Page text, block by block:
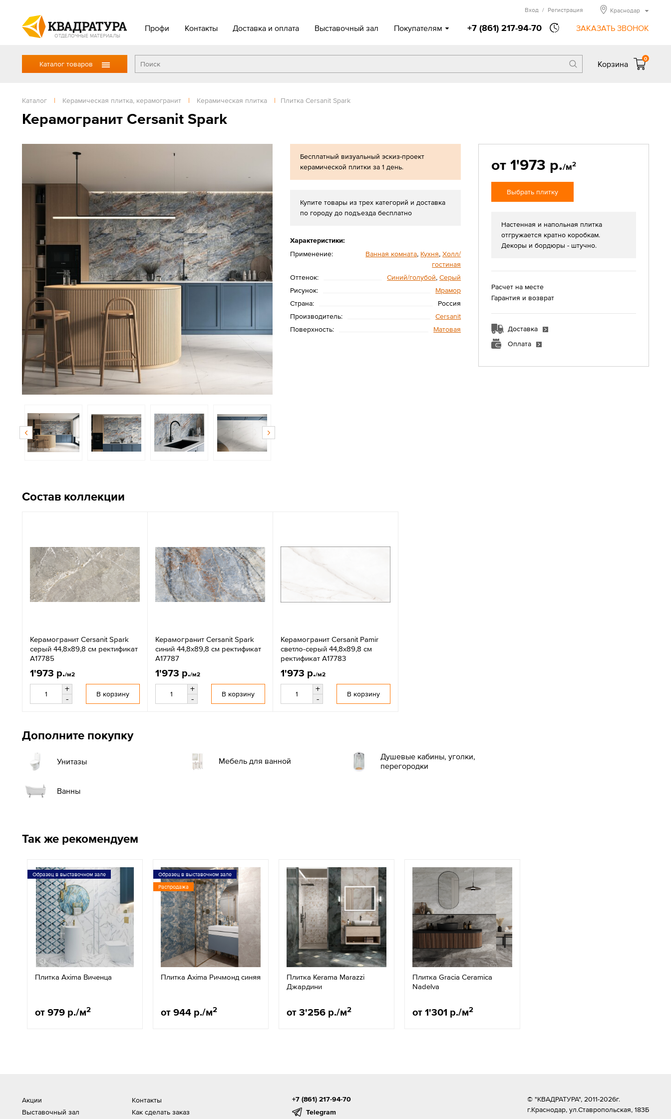
ОТДЕЛОЧНЫЕ МАТЕРИАЛЫ
Профи Контакты Доставка и оплата Выставочный зал Покупателям +7 (861) 217-94-70 ЗАКАЗАТЬ ЗВОНОК
Вход / Регистрация Краснодар
Каталог товаров Корзина
0
Каталог | Керамическая плитка, керамогранит | Керамическая плитка | Плитка Cersanit Spark
Керамогранит Cersanit Spark
Бесплатный визуальный эскиз-проект
керамической плитки за 1 день.
Купите товары из трех категорий и доставка
по городу до подъезда бесплатно
Характеристики:
Применение:
Ванная комната, Кухня,Холл/
гостиная
Оттенок:
Синий/голубой,Серый
Рисунок:
Мрамор
Страна:
Россия
Производитель:
Cersanit
Поверхность:
Матовая
от 1'973 р./м2
Выбрать плитку
Настенная и напольная плитка
отгружается кратно коробкам.
Декоры и бордюры - штучно.
Расчет на месте
Гарантия и возврат
Доставка
Оплата
Состав коллекции
Керамогранит Cersanit Spark
серый 44,8x89,8 см ректификат
A17785
1'973 р./м2
+
-
В корзину
Керамогранит Cersanit Spark
синий 44,8x89,8 см ректификат
A17787
1'973 р./м2
+
-
В корзину
Керамогранит Cersanit Pamir
светло-серый 44,8x89,8 см
ректификат A17783
1'973 р./м2
+
-
В корзину
Дополните покупку
Унитазы Мебель для ванной
Душевые кабины, уголки,
перегородки
Ванны
Так же рекомендуем
Образец в выставочном зале
Плитка Axima Виченца
от 979 р./м2
Образец в выставочном зале
Распродажа
Плитка Axima Ричмонд синяя
от 944 р./м2
Плитка Kerama Marazzi
Джардини
от 3'256 р./м2
Плитка Gracia Ceramica
Nadelva
от 1'301 р./м2
Акции
Выставочный зал
Контакты
Как сделать заказ
+7 (861) 217-94-70
Telegram
© "КВАДРАТУРА", 2011-2026г.
г.Краснодар, ул.Ставропольская, 183Б